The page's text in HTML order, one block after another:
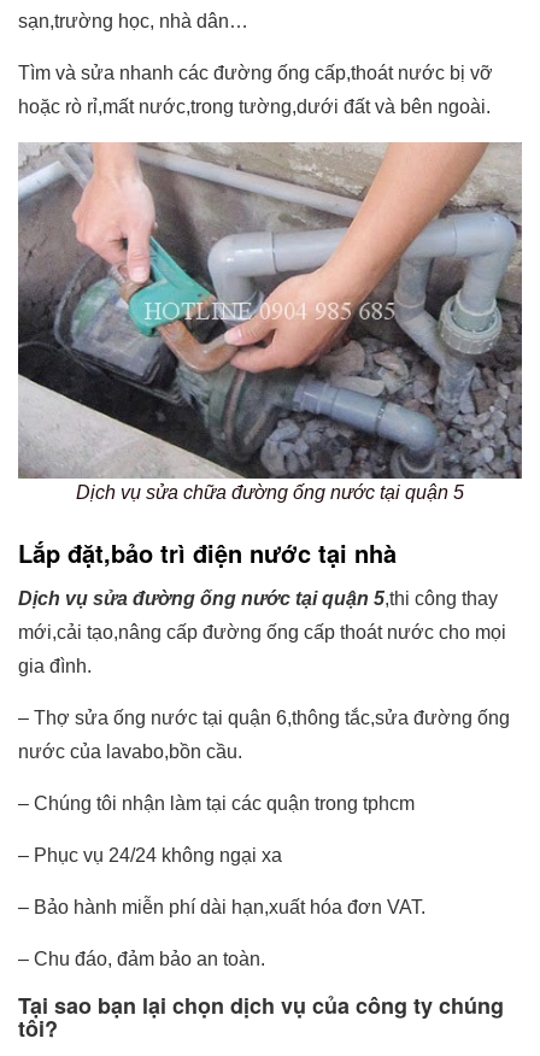
sạn,trường học, nhà dân…
Tìm và sửa nhanh các đường ống cấp,thoát nước bị vỡ
hoặc rò rỉ,mất nước,trong tường,dưới đất và bên ngoài.
Dịch vụ sửa chữa đường ống nước tại quận 5
Lắp đặt,bảo trì điện nước tại nhà
Dịch vụ sửa đường ống nước tại quận 5,thi công thay
mới,cải tạo,nâng cấp đường ống cấp thoát nước cho mọi
gia đình.
– Thợ sửa ống nước tại quận 6,thông tắc,sửa đường ống
nước của lavabo,bồn cầu.
– Chúng tôi nhận làm tại các quận trong tphcm
– Phục vụ 24/24 không ngại xa
– Bảo hành miễn phí dài hạn,xuất hóa đơn VAT.
– Chu đáo, đảm bảo an toàn.
Tại sao bạn lại chọn dịch vụ của công ty chúng
tôi?